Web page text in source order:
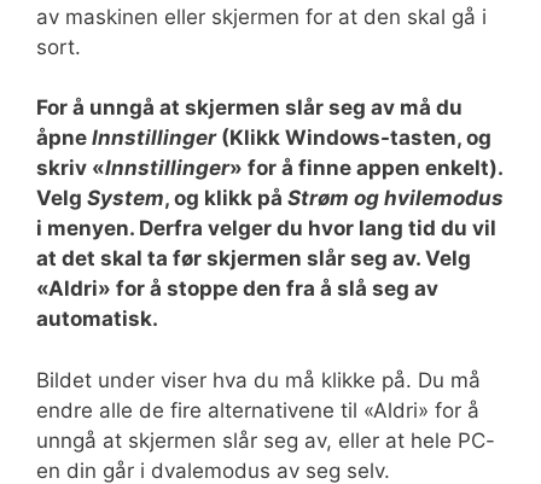
av maskinen eller skjermen for at den skal gå i
sort.
For å unngå at skjermen slår seg av må du
åpne Innstillinger (Klikk Windows-tasten, og
skriv «Innstillinger» for å finne appen enkelt).
Velg System, og klikk på Strøm og hvilemodus
i menyen. Derfra velger du hvor lang tid du vil
at det skal ta før skjermen slår seg av. Velg
«Aldri» for å stoppe den fra å slå seg av
automatisk.
Bildet under viser hva du må klikke på. Du må
endre alle de fire alternativene til «Aldri» for å
unngå at skjermen slår seg av, eller at hele PC-
en din går i dvalemodus av seg selv.